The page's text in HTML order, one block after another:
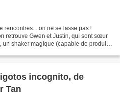
rencontres... on ne se lasse pas !
retrouve Gwen et Justin, qui sont sœur
shaker magique (capable de produire
incognito, de
Tan